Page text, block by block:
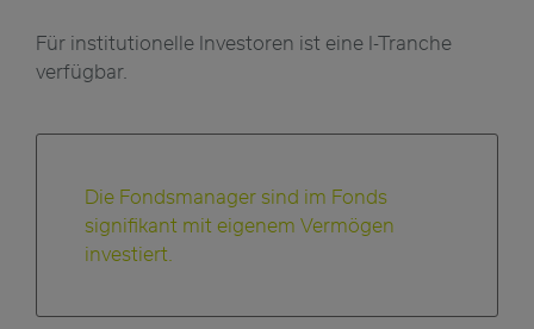
Für institutionelle Investoren ist eine I-Tranche
verfügbar.
Die Fondsmanager sind im Fonds
signifikant mit eigenem Vermögen
investiert.